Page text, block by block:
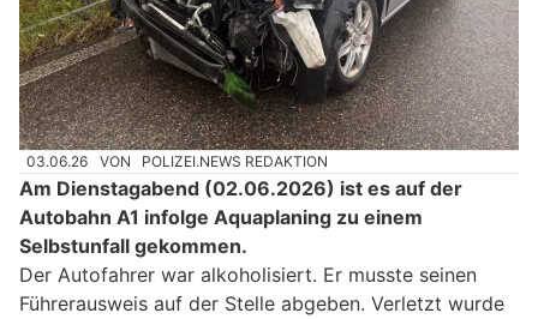
03.06.26 VON POLIZEI.NEWS REDAKTION
Am Dienstagabend (02.06.2026) ist es auf der
Autobahn A1 infolge Aquaplaning zu einem
Selbstunfall gekommen.
Der Autofahrer war alkoholisiert. Er musste seinen
Führerausweis auf der Stelle abgeben. Verletzt wurde